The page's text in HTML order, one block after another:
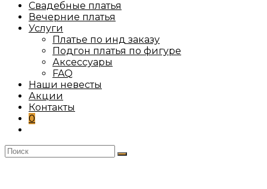
Свадебные платья
Вечерние платья
Услуги
Платье по инд заказу
Подгон платья по фигуре
Аксессуары
FAQ
Наши невесты
Акции
Контакты
0
по